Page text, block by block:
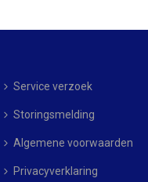
Service verzoek
Storingsmelding
Algemene voorwaarden
Privacyverklaring